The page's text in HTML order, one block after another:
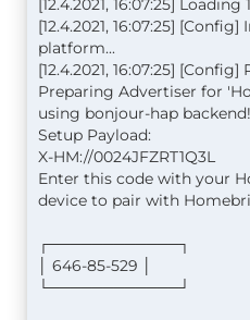
[12.4.2021, 16:07:25]
[12.4.2021, 16:07:25]
platform...
[12.4.2021, 16:07:25]
Preparing Advertiser for
using bonjour-hap backend!
Setup Payload:
X-HM://0024JFZRT1Q3L
Enter this code with your
device to pair with
┌────────────┐
│ 646-85-529 │
└────────────┘